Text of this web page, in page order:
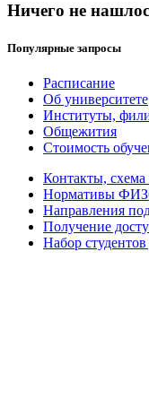
Ничего не
Популярные запросы
Расписание
Об университете
Институты,
Общежития
Стоимость
Контакты, схема
Нормативы
Направления
Получение
Набор